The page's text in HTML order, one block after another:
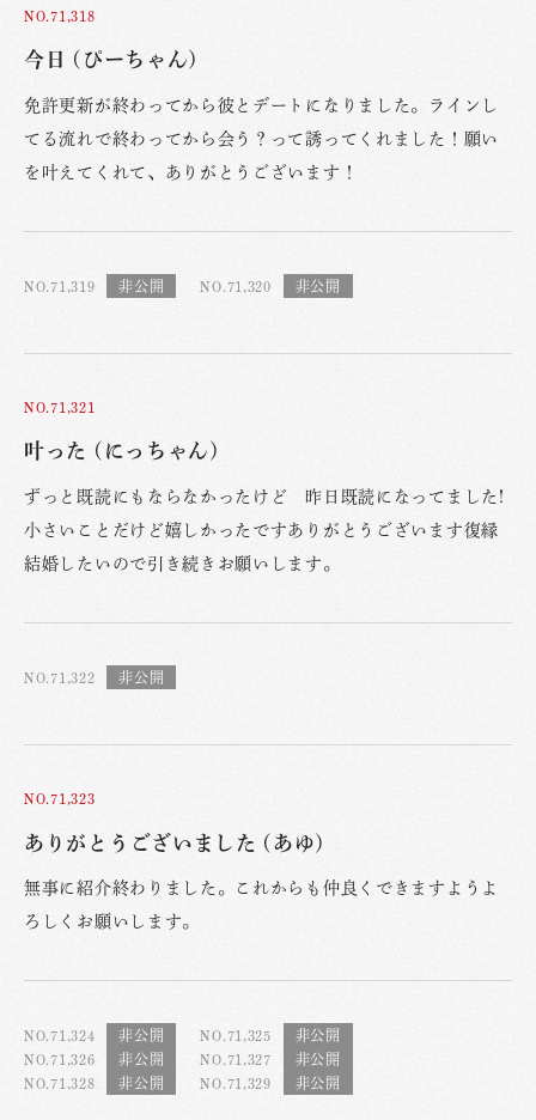
NO.71,318
今日 (ぴーちゃん)
免許更新が終わってから彼とデートになりました。ラインし
てる流れで終わってから会う？って誘ってくれました！願い
を叶えてくれて、ありがとうございます！
NO.71,319 NO.71,320
NO.71,321
叶った (にっちゃん)
ずっと既読にもならなかったけど 昨日既読になってました!
小さいことだけど嬉しかったですありがとうございます復縁
結婚したいので引き続きお願いします。
NO.71,322
NO.71,323
ありがとうございました (あゆ)
無事に紹介終わりました。これからも仲良くできますようよ
ろしくお願いします。
NO.71,324
NO.71,325
NO.71,326
NO.71,327
NO.71,328
NO.71,329